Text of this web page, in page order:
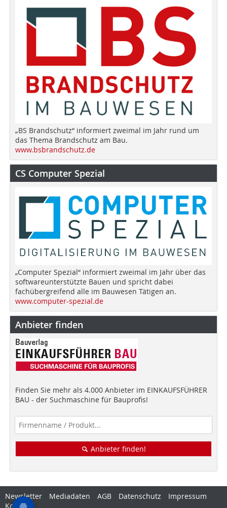
„BS Brandschutz“ informiert zweimal im Jahr rund um
das Thema Brandschutz am Bau.
www.bsbrandschutz.de
CS Computer Spezial
„Computer Spezial“ informiert zweimal im Jahr über das
softwareunterstützte Bauen und spricht dabei
fachübergreifend alle im Bauwesen Tätigen an.
www.computer-spezial.de
Anbieter finden
Finden Sie mehr als 4.000 Anbieter im EINKAUFSFÜHRER
BAU - der Suchmaschine für Bauprofis!
Anbieter finden!
Newsletter Mediadaten AGB Datenschutz
Impressum
Kontakt